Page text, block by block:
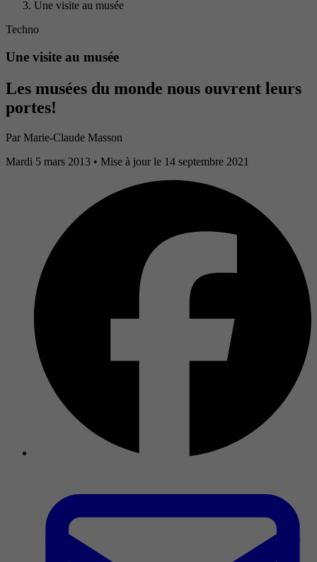
Une visite au musée
Techno
Une visite au musée
Les musées du monde nous ouvrent leurs
portes!
Par Marie-Claude Masson
Mardi 5 mars 2013 • Mise à jour le 14 septembre 2021